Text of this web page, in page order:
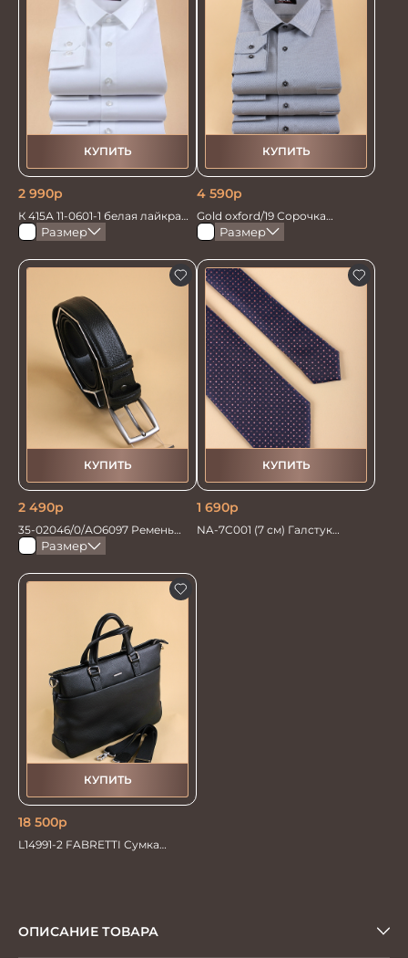
КУПИТЬ
2 990р
К 415А 11-0601-1 белая лайкра
Сорочка мужская
КУПИТЬ
4 590р
Gold oxford/19 Сорочка
мужская
Размер
КУПИТЬ
2 490р
35-02046/0/АО6097 Ремень
мужской 130см.
Размер
КУПИТЬ
1 690р
NA-7C001 (7 см) Галстук
Размер
КУПИТЬ
18 500р
L14991-2 FABRETTI Сумка
ОПИСАНИЕ ТОВАРА